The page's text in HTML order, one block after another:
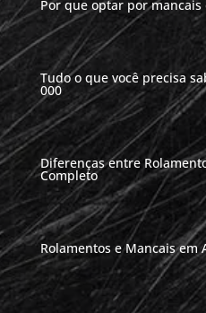
Por que optar por mancais
Tudo o que você precisa
000
Diferenças entre
Completo
Rolamentos e Mancais em